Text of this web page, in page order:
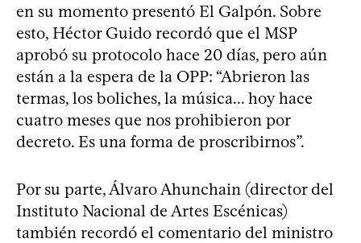
en su momento presentó El Galpón. Sobre
esto, Héctor Guido recordó que el MSP
aprobó su protocolo hace 20 días, pero aún
están a la espera de la OPP: “Abrieron las
termas, los boliches, la música... hoy hace
cuatro meses que nos prohibieron por
decreto. Es una forma de proscribirnos”.
Por su parte, Álvaro Ahunchain (director del
Instituto Nacional de Artes Escénicas)
también recordó el comentario del ministro